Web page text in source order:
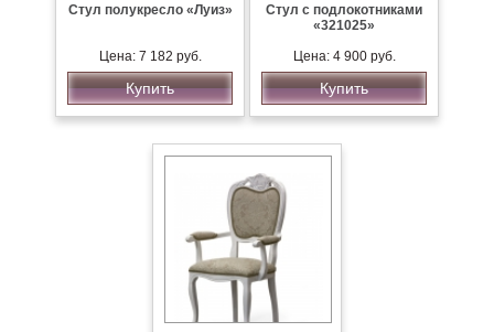
Стул полукресло «Луиз»
Цена: 7 182 руб.
Купить
Стул с подлокотниками
«321025»
Цена: 4 900 руб.
Купить